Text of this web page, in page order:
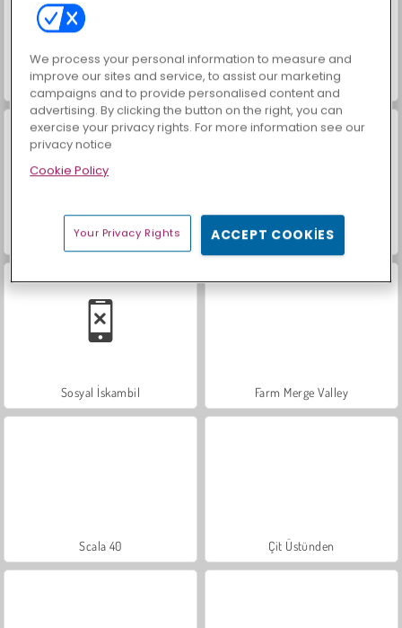
Büyük Mahjong Eşleme Trollface Quest: USA 2
Harvest Honors Classic Masha and the Bear: Meadows
Sosyal İskambil Farm Merge Valley
Scala 40 Çit Üstünden
We process your personal information to measure and
improve our sites and service, to assist our marketing
campaigns and to provide personalised content and
advertising. By clicking the button on the right, you can
exercise your privacy rights. For more information see our
privacy notice
Cookie Policy
Your Privacy Rights ACCEPT COOKIES